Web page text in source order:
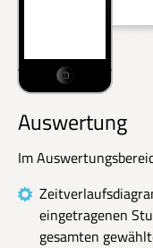
Auswertung
Im
eingetragenen
gesamten